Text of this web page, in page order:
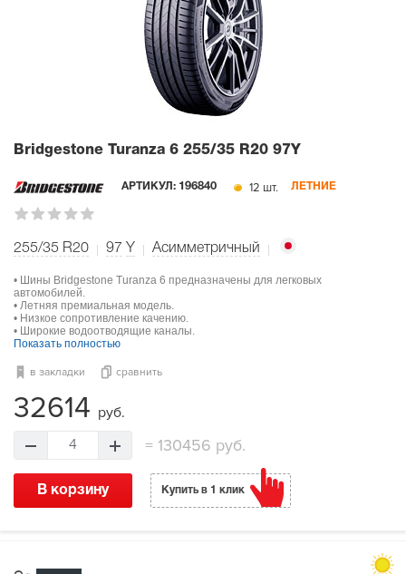
Bridgestone Turanza 6 255/35 R20 97Y
АРТИКУЛ: 196840 12 шт. ЛЕТНИЕ
255/35 R20 97 Y Асимметричный
• Шины Bridgestone Turanza 6 предназначены для легковых
автомобилей.
• Летняя премиальная модель.
• Низкое сопротивление качению.
• Широкие водоотводящие каналы.
Показать полностью
в закладки сравнить
32614 руб.
4 = 130456 руб.
В корзину Купить в 1 клик